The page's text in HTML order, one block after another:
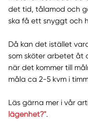
det tid, tålamod och
ska få ett snyggt och
Då kan det istället
som sköter arbetet åt
när det kommer till
måla ca 2-5 kvm i
Läs gärna mer i vår
lägenhet?".